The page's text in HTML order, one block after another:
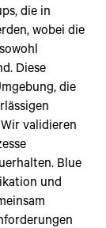
die in
wobei die
Diese
die
validieren
Blue
und